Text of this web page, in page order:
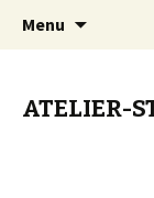
clown
Menu
ATELIER-